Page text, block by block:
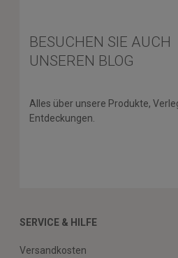
BESUCHEN SIE AUCH
UNSEREN BLOG
Alles über unsere Produkte,
Entdeckungen.
SERVICE & HILFE
Versandkosten